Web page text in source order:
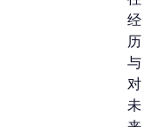
经
历
与
对
未